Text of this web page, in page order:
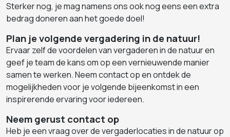
Sterker nog, je mag namens ons ook nog eens een extra
bedrag doneren aan het goede doel!
Plan je volgende vergadering in de natuur!
Ervaar zelf de voordelen van vergaderen in de natuur en
geef je team de kans om op een vernieuwende manier
samen te werken. Neem contact op en ontdek de
mogelijkheden voor je volgende bijeenkomst in een
inspirerende ervaring voor iedereen.
Neem gerust contact op
Heb je een vraag over de vergaderlocaties in de natuur op